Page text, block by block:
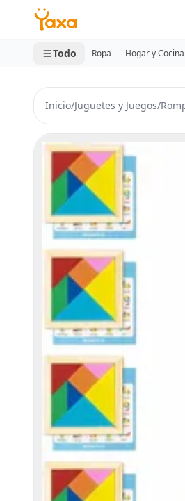
MINI CARRITO
0 productos
Todo Ropa Hogar y Cocina
Inicio/Juguetes y Juegos/